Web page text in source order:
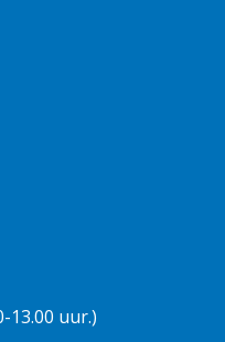
13.00 uur.)